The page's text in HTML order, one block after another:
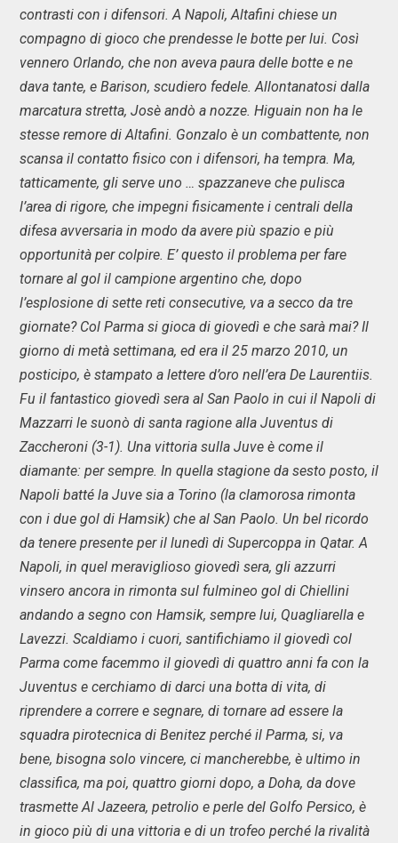
contrasti con i difensori. A Napoli, Altafini chiese un
compagno di gioco che prendesse le botte per lui. Così
vennero Orlando, che non aveva paura delle botte e ne
dava tante, e Barison, scudiero fedele. Allontanatosi dalla
marcatura stretta, Josè andò a nozze. Higuain non ha le
stesse remore di Altafini. Gonzalo è un combattente, non
scansa il contatto fisico con i difensori, ha tempra. Ma,
tatticamente, gli serve uno … spazzaneve che pulisca
l’area di rigore, che impegni fisicamente i centrali della
difesa avversaria in modo da avere più spazio e più
opportunità per colpire. E’ questo il problema per fare
tornare al gol il campione argentino che, dopo
l’esplosione di sette reti consecutive, va a secco da tre
giornate? Col Parma si gioca di giovedì e che sarà mai? Il
giorno di metà settimana, ed era il 25 marzo 2010, un
posticipo, è stampato a lettere d’oro nell’era De Laurentiis.
Fu il fantastico giovedì sera al San Paolo in cui il Napoli di
Mazzarri le suonò di santa ragione alla Juventus di
Zaccheroni (3-1). Una vittoria sulla Juve è come il
diamante: per sempre. In quella stagione da sesto posto, il
Napoli batté la Juve sia a Torino (la clamorosa rimonta
con i due gol di Hamsik) che al San Paolo. Un bel ricordo
da tenere presente per il lunedì di Supercoppa in Qatar. A
Napoli, in quel meraviglioso giovedì sera, gli azzurri
vinsero ancora in rimonta sul fulmineo gol di Chiellini
andando a segno con Hamsik, sempre lui, Quagliarella e
Lavezzi. Scaldiamo i cuori, santifichiamo il giovedì col
Parma come facemmo il giovedì di quattro anni fa con la
Juventus e cerchiamo di darci una botta di vita, di
riprendere a correre e segnare, di tornare ad essere la
squadra pirotecnica di Benitez perché il Parma, si, va
bene, bisogna solo vincere, ci mancherebbe, è ultimo in
classifica, ma poi, quattro giorni dopo, a Doha, da dove
trasmette Al Jazeera, petrolio e perle del Golfo Persico, è
in gioco più di una vittoria e di un trofeo perché la rivalità